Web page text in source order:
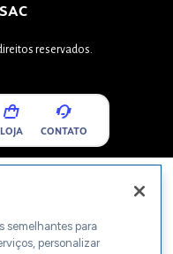
SAC
reservados.
LOJA CONTATO
semelhantes para
personalizar